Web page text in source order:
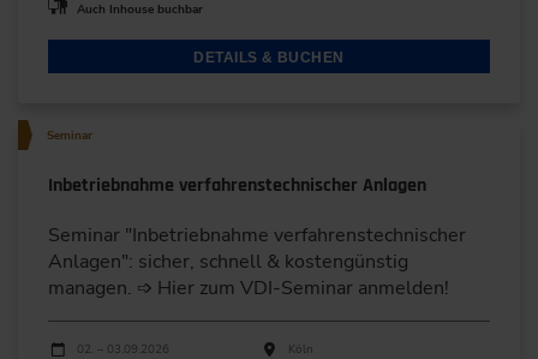
Auch Inhouse buchbar
DETAILS & BUCHEN
Seminar
Inbetriebnahme verfahrenstechnischer Anlagen
Seminar "Inbetriebnahme verfahrenstechnischer
Anlagen": sicher, schnell & kostengünstig
managen. ➩ Hier zum VDI-Seminar anmelden!
Durchführungen
Veranstaltungsdatum Veranstaltungsort
02. – 03.09.2026
Köln